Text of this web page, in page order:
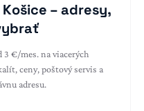
– adresy,
€/mes. na viacerých
ceny, poštový servis a
adresu.